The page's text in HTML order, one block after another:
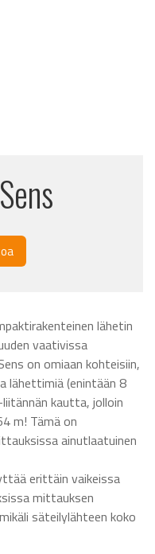
lähetin
vaativissa
on omiaan kohteisiin,
lähettimiä (enintään 8
kautta, jolloin
m! Tämä on
ainutlaatuinen
erittäin vaikeissa
mittauksen
säteilylähteen koko